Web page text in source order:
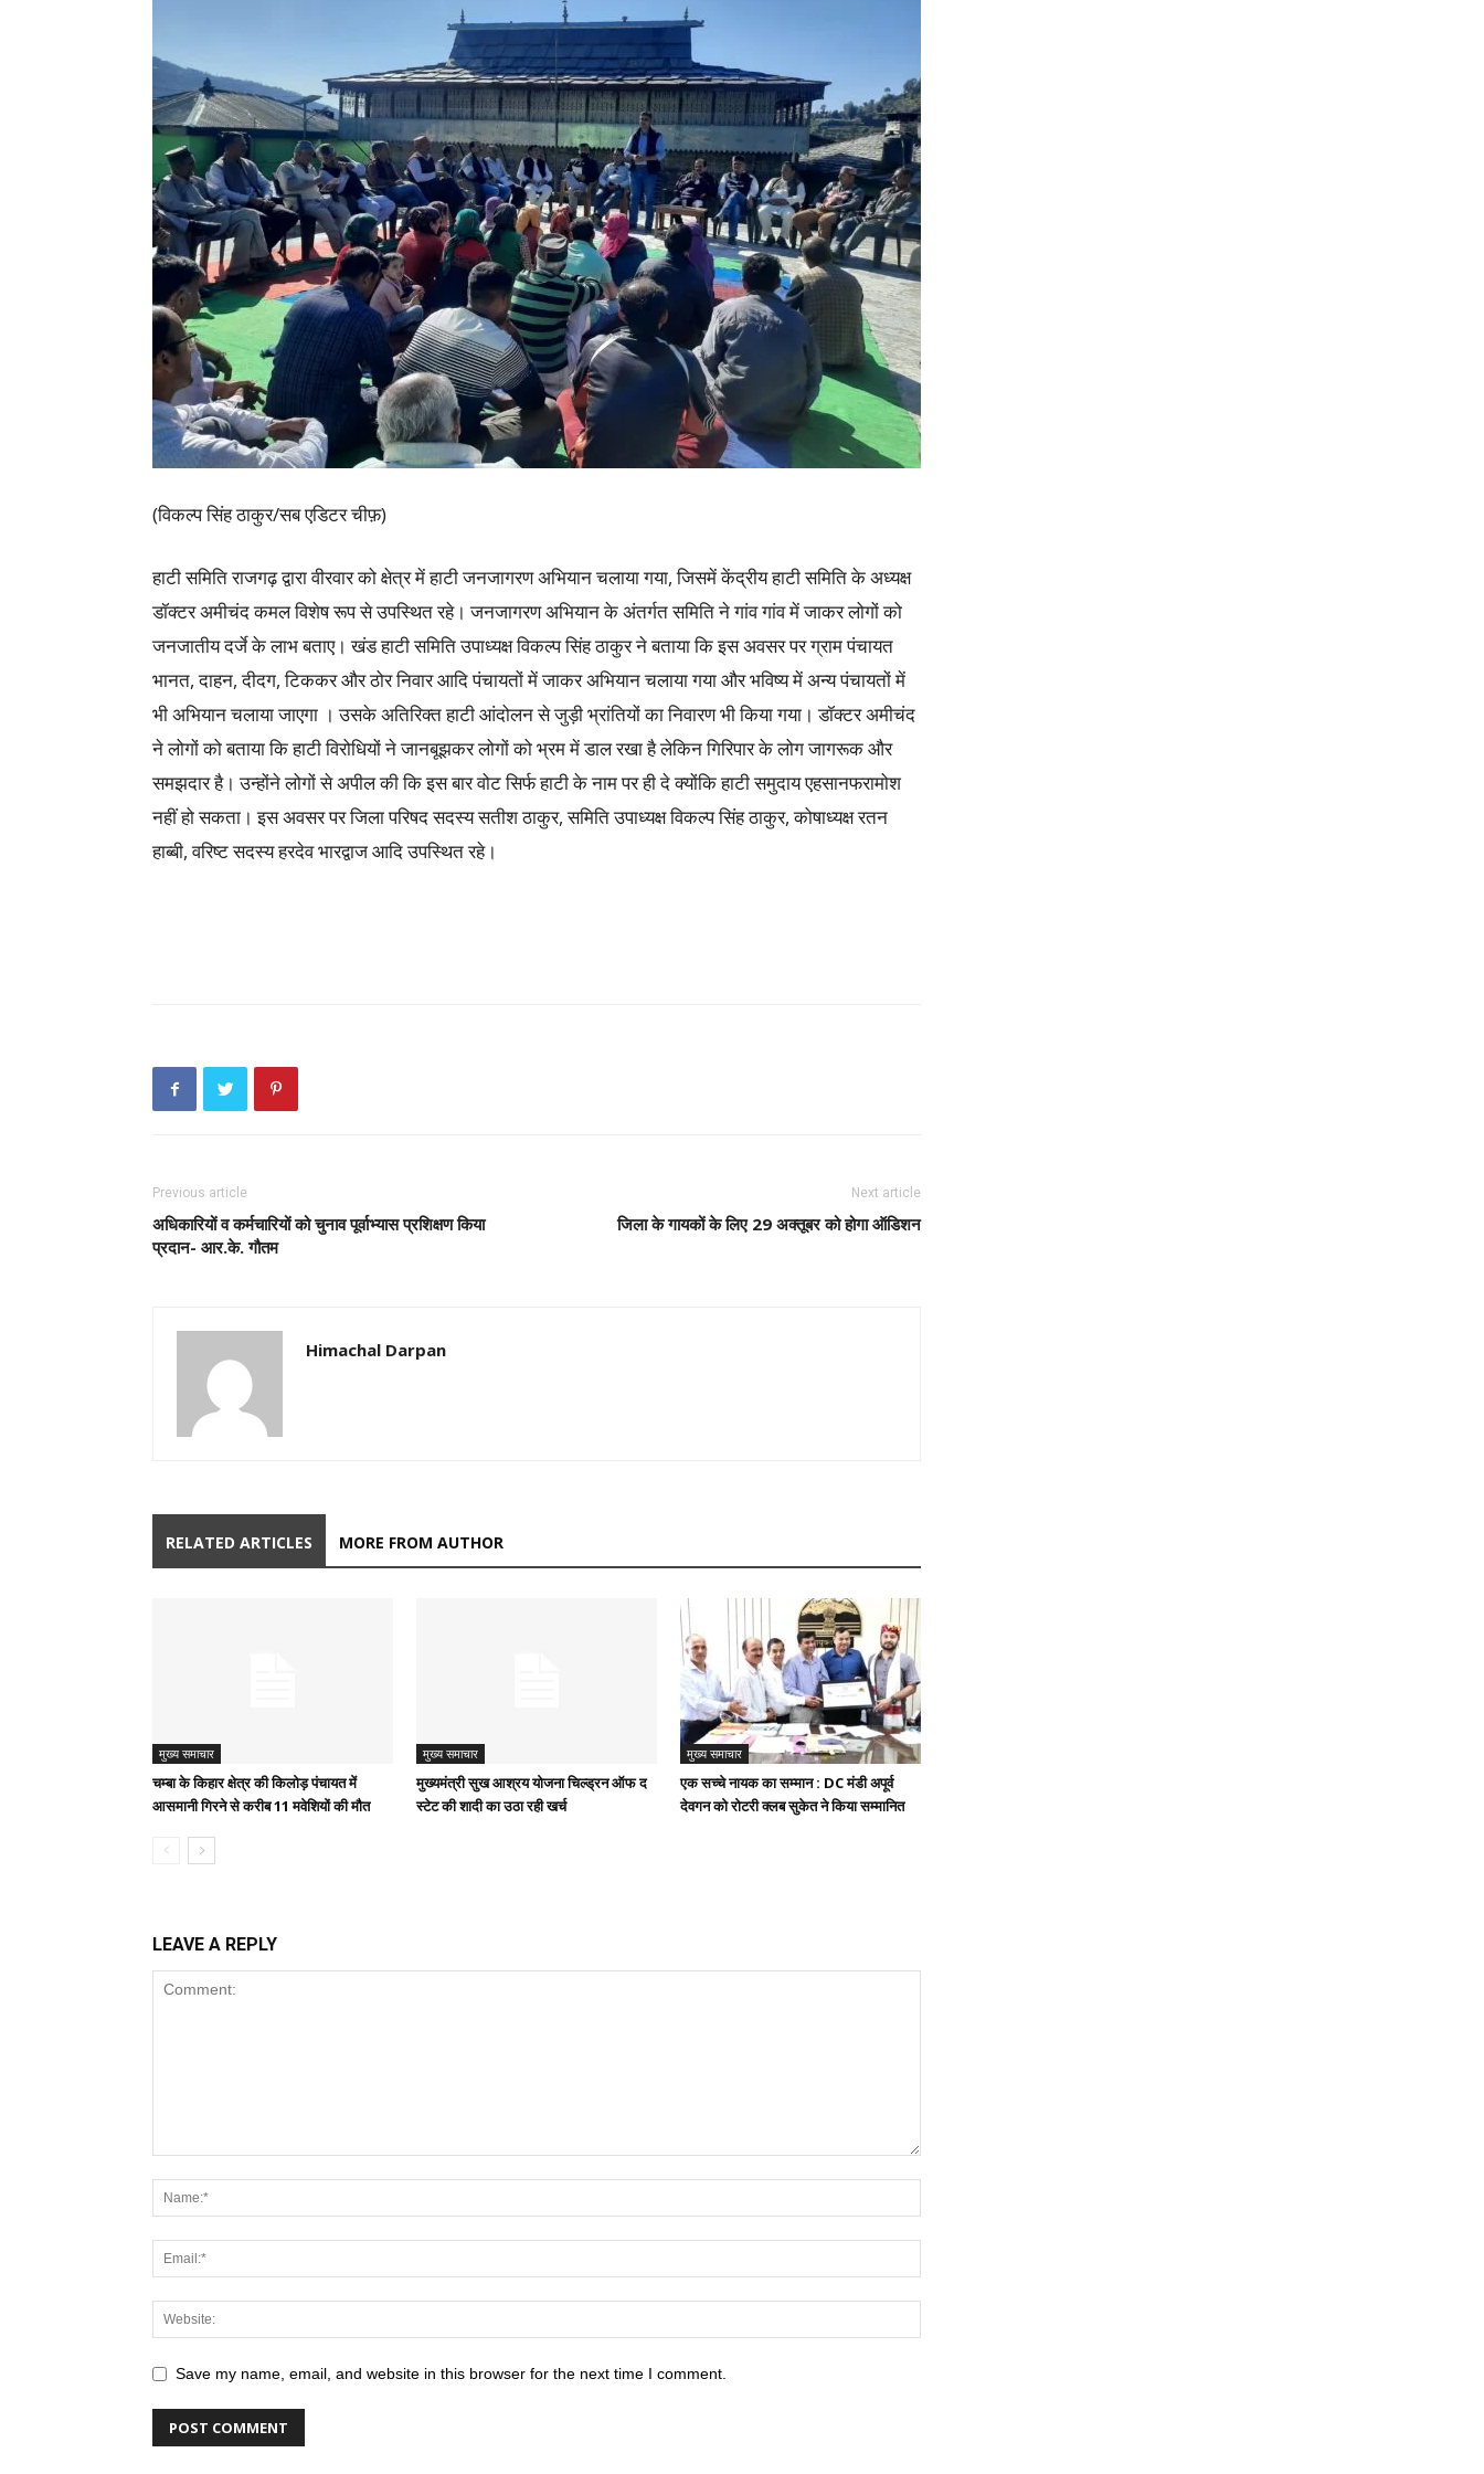
(विकल्प सिंह ठाकुर/सब एडिटर चीफ़)
हाटी समिति राजगढ़ द्वारा वीरवार को क्षेत्र में हाटी जनजागरण अभियान चलाया गया, जिसमें केंद्रीय हाटी समिति के अध्यक्ष
डॉक्टर अमीचंद कमल विशेष रूप से उपस्थित रहे। जनजागरण अभियान के अंतर्गत समिति ने गांव गांव में जाकर लोगों को
जनजातीय दर्जे के लाभ बताए। खंड हाटी समिति उपाध्यक्ष विकल्प सिंह ठाकुर ने बताया कि इस अवसर पर ग्राम पंचायत
भानत, दाहन, दीदग, टिककर और ठोर निवार आदि पंचायतों में जाकर अभियान चलाया गया और भविष्य में अन्य पंचायतों में
भी अभियान चलाया जाएगा । उसके अतिरिक्त हाटी आंदोलन से जुड़ी भ्रांतियों का निवारण भी किया गया। डॉक्टर अमीचंद
ने लोगों को बताया कि हाटी विरोधियों ने जानबूझकर लोगों को भ्रम में डाल रखा है लेकिन गिरिपार के लोग जागरूक और
समझदार है। उन्होंने लोगों से अपील की कि इस बार वोट सिर्फ हाटी के नाम पर ही दे क्योंकि हाटी समुदाय एहसानफरामोश
नहीं हो सकता। इस अवसर पर जिला परिषद सदस्य सतीश ठाकुर, समिति उपाध्यक्ष विकल्प सिंह ठाकुर, कोषाध्यक्ष रतन
हाब्बी, वरिष्ट सदस्य हरदेव भारद्वाज आदि उपस्थित रहे।
Previous article
अधिकारियों व कर्मचारियों को चुनाव पूर्वाभ्यास प्रशिक्षण किया
प्रदान- आर.के. गौतम
Next article
जिला के गायकों के लिए 29 अक्तूबर को होगा ऑडिशन
Himachal Darpan
RELATED ARTICLES MORE FROM AUTHOR
मुख्य समाचार
चम्बा के किहार क्षेत्र की किलोड़ पंचायत में
आसमानी गिरने से करीब 11 मवेशियों की मौत
मुख्य समाचार
मुख्यमंत्री सुख आश्रय योजना चिल्ड्रन ऑफ द
स्टेट की शादी का उठा रही खर्च
मुख्य समाचार
एक सच्चे नायक का सम्मान : DC मंडी अपूर्व
देवगन को रोटरी क्लब सुकेत ने किया सम्मानित
LEAVE A REPLY
Save my name, email, and website in this browser for the next time I comment.